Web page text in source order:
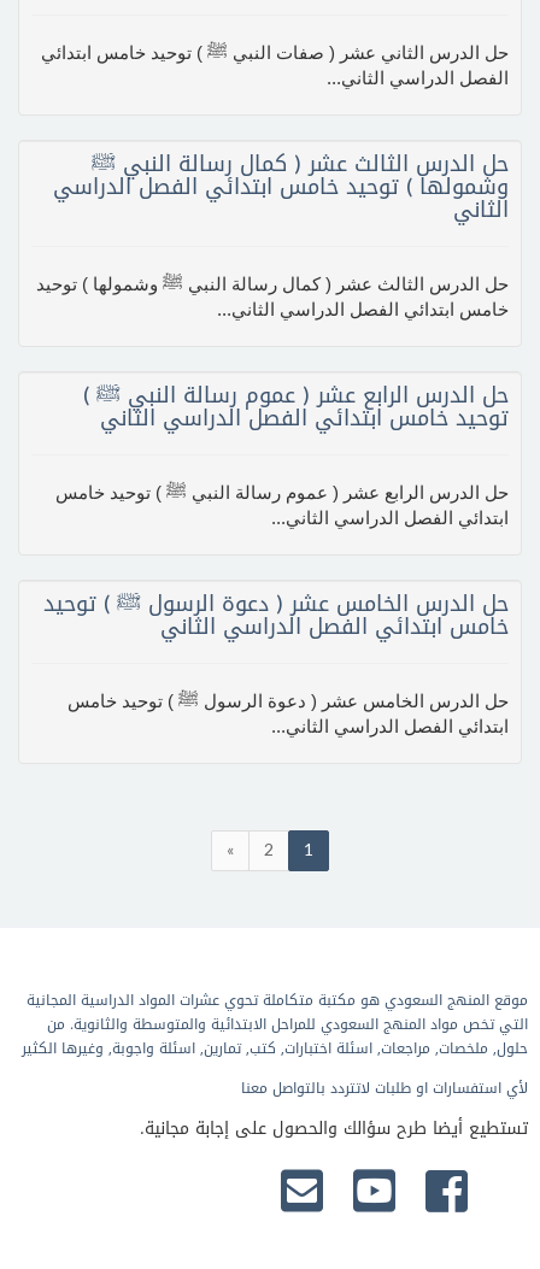
حل الدرس الثاني عشر ( صفات النبي ﷺ ) توحيد خامس ابتدائي
الفصل الدراسي الثاني...
حل الدرس الثالث عشر ( كمال رسالة النبي ﷺ
وشمولها ) توحيد خامس ابتدائي الفصل الدراسي
الثاني
حل الدرس الثالث عشر ( كمال رسالة النبي ﷺ وشمولها ) توحيد
خامس ابتدائي الفصل الدراسي الثاني...
حل الدرس الرابع عشر ( عموم رسالة النبي ﷺ )
توحيد خامس ابتدائي الفصل الدراسي الثاني
حل الدرس الرابع عشر ( عموم رسالة النبي ﷺ ) توحيد خامس
ابتدائي الفصل الدراسي الثاني...
حل الدرس الخامس عشر ( دعوة الرسول ﷺ ) توحيد
خامس ابتدائي الفصل الدراسي الثاني
حل الدرس الخامس عشر ( دعوة الرسول ﷺ ) توحيد خامس
ابتدائي الفصل الدراسي الثاني...
1
2
»
موقع المنهج السعودي هو مكتبة متكاملة تحوي عشرات المواد الدراسية المجانية
التي تخص مواد المنهج السعودي للمراحل الابتدائية والمتوسطة والثانوية. من
حلول, ملخصات, مراجعات, اسئلة اختبارات, كتب, تمارين, اسئلة واجوبة, وغيرها الكثير
لأي استفسارات او طلبات لاتتردد بالتواصل معنا
تستطيع أيضا طرح سؤالك والحصول على إجابة مجانية.